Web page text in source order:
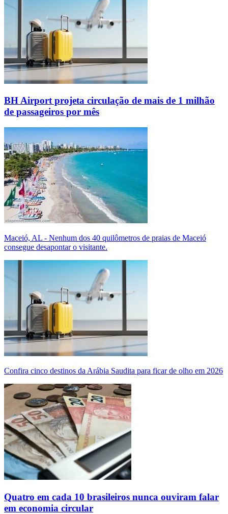
BH Airport projeta circulação de mais de 1 milhão
de passageiros por mês
Maceió, AL - Nenhum dos 40 quilômetros de praias de Maceió
consegue desapontar o visitante.
Confira cinco destinos da Arábia Saudita para ficar de olho em 2026
Quatro em cada 10 brasileiros nunca ouviram falar
em economia circular